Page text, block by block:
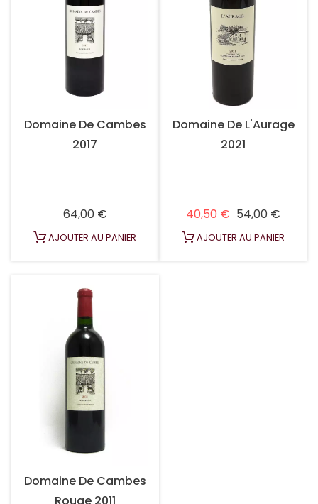
Domaine De Cambes
2017
64,00 €Prix
AJOUTER AU PANIER
Domaine De L'Aurage
2021
40,50 € Prix habituel
54,00 €Prix
AJOUTER AU PANIER
Domaine De Cambes
Rouge 2011